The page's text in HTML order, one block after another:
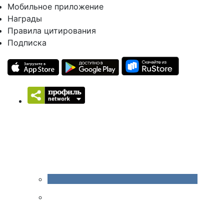
Мобильное приложение
Награды
Правила цитирования
Подписка